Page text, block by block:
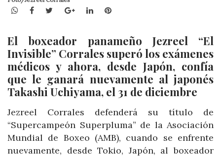
WhatsApp
Facebook
TwitterGoogle+LinkedInPinterest
El boxeador panameño Jezreel “El
Invisible” Corrales superó los exámenes
médicos y ahora, desde Japón, confía
que le ganará nuevamente al japonés
Takashi Uchiyama, el 31 de diciembre
Jezreel Corrales defenderá su título de
“Supercampeón Superpluma” de la Asociación
Mundial de Boxeo (AMB), cuando se enfrente
nuevamente, desde Tokio, Japón, al boxeador